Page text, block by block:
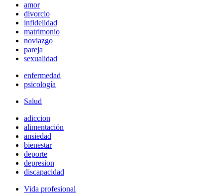
amor
divorcio
infidelidad
matrimonio
noviazgo
pareja
sexualidad
enfermedad
psicología
Salud
adiccion
alimentación
ansiedad
bienestar
deporte
depresion
discapacidad
Vida profesional